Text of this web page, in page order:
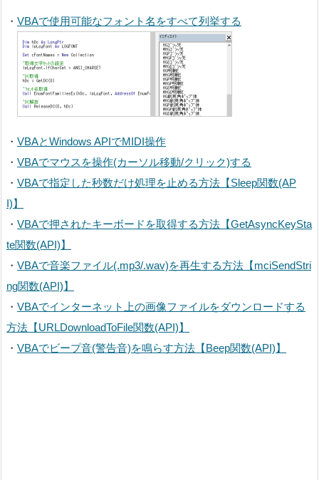
・ VBAで使用可能なフォント名をすべて列挙する
・ VBAとWindows APIでMIDI操作
・ VBAでマウスを操作(カーソル移動/クリック)する
・ VBAで指定した秒数だけ処理を止める方法【Sleep関数(AP
I)】
・ VBAで押されたキーボードを取得する方法【GetAsyncKeySta
te関数(API)】
・ VBAで音楽ファイル(.mp3/.wav)を再生する方法【mciSendStri
ng関数(API)】
・ VBAでインターネット上の画像ファイルをダウンロードする
方法【URLDownloadToFile関数(API)】
・ VBAでビープ音(警告音)を鳴らす方法【Beep関数(API)】